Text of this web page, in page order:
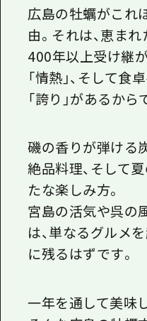
広島の牡蠣がこれ
由。それは、恵まれ
400年以上受け継
「情熱」、そして
「誇り」があるから
磯の香りが弾ける
絶品料理、そして
たな楽しみ方。
宮島の活気や呉の
は、単なるグルメ
に残るはずです。
一年を通して美味